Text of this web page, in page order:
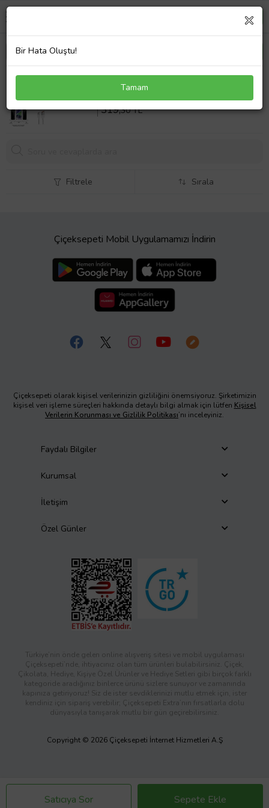
Oppo REALME 10 4G Nano Ekran Koruyucu Esnek
MAT HAYALET + Type C Kablo
Sepette %20 İndirim
319,30 TL
Satıcıya Sor Sepete Ekle
Filtrele Sırala
Çiçeksepeti Mobil Uygulamamızı İndirin
Çiçeksepeti olarak kişisel verilerinizin gizliliğini önemsiyoruz. Şirketimizin
kişisel veri işleme süreçleri hakkında detaylı bilgi almak için lütfen Kişisel
Verilerin Korunması ve Gizlilik Politikası’nı inceleyiniz.
Faydalı Bilgiler
Kurumsal
İletişim
Özel Günler
Türkiye’nin önde gelen online alışveriş sitesi ve mobil uygulaması
Çiçeksepeti’nde, ihtiyacınız olan tüm ürünleri bulabilirsiniz. Çiçek,
Çikolata, Hediye, Kişiye Özel Ürünler ve Hediye Setleri gibi birçok farklı
kategoride aradığınız binlerce ürünü sizlere sunuyor ve zamanında
kapınıza getiriyoruz! Siz de ister sevdiklerinizi mutlu etmek için, ister
kendiniz için sipariş verebilir; Çiçeksepeti Extra’nın fırsatlarla dolu
dünyasıyla tanışarak mutlu bir gün geçirebilirsiniz.
Copyright © 2026 Çiçeksepeti İnternet Hizmetleri A.Ş
Bir Hata Oluştu!
Tamam